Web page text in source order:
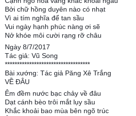
Bởi chữ hồng duyên nào có nhạt
Vì ai tím nghĩa để tan sầu
Vui ngày hạnh phúc nàng ơi sẽ
Nở khóe môi cười rạng rỡ châu
Ngày 8/7/2017
Tác giả: Vũ Song
***********************************
Bài xướng: Tác giả Păng Xê Trắng
VỀ ĐÂU
Êm đềm nước bạc chảy về đâu
Dạt cánh bèo trôi mắt lụy sầu
Khắc khoải bao mùa bên ngõ trúc